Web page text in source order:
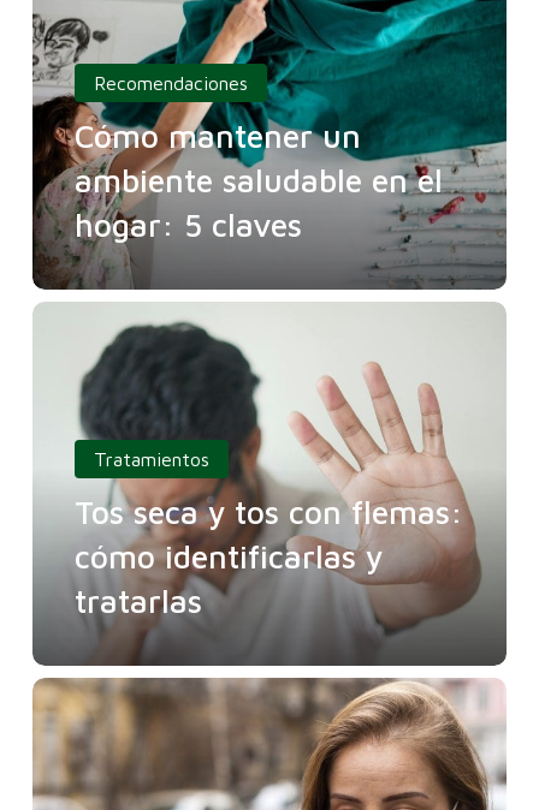
Recomendaciones
Cómo mantener un
ambiente saludable en el
hogar: 5 claves
Tratamientos
Tos seca y tos con flemas:
cómo identificarlas y
tratarlas